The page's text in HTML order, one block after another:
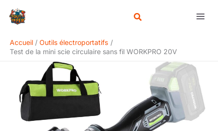
Accueil
Outils électroportatifs
Test de la mini scie circulaire sans fil WORKPRO 20V